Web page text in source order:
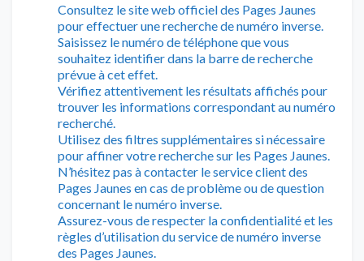
Consultez le site web officiel des Pages Jaunes
pour effectuer une recherche de numéro inverse.
Saisissez le numéro de téléphone que vous
souhaitez identifier dans la barre de recherche
prévue à cet effet.
Vérifiez attentivement les résultats affichés pour
trouver les informations correspondant au numéro
recherché.
Utilisez des filtres supplémentaires si nécessaire
pour affiner votre recherche sur les Pages Jaunes.
N’hésitez pas à contacter le service client des
Pages Jaunes en cas de problème ou de question
concernant le numéro inverse.
Assurez-vous de respecter la confidentialité et les
règles d’utilisation du service de numéro inverse
des Pages Jaunes.